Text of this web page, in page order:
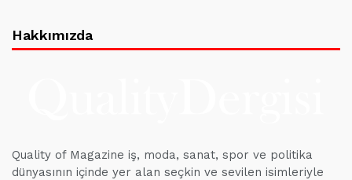
Hakkımızda
Quality of Magazine iş, moda, sanat, spor ve politika
dünyasının içinde yer alan seçkin ve sevilen isimleriyle